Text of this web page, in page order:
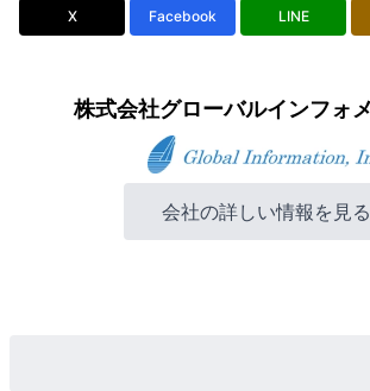
X Facebook LINE
株式会社グローバルインフォ
会社の詳しい情報を見る